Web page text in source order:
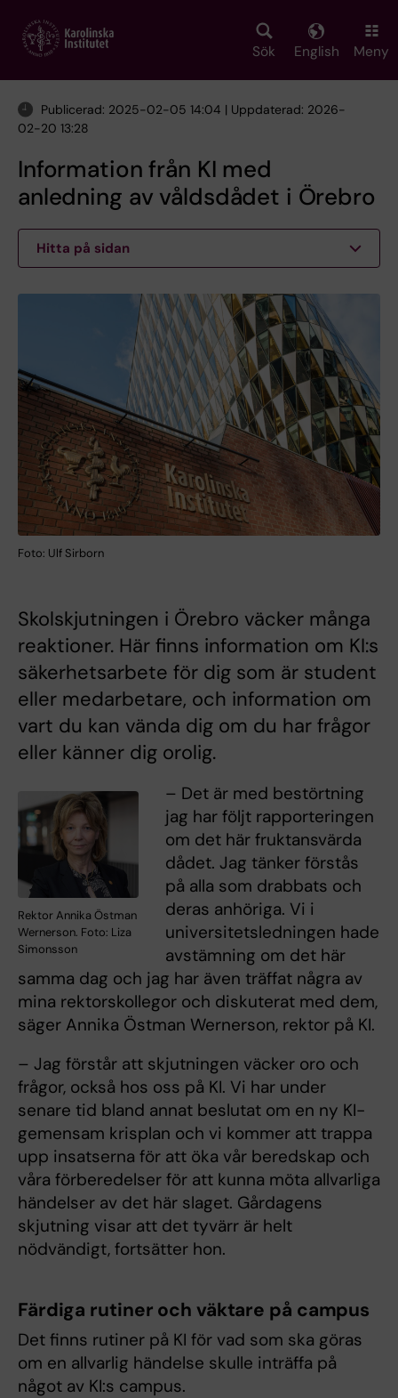
main
Sök English Meny
Publicerad: 2025-02-05 14:04 | Uppdaterad: 2026-
02-20 13:28
Information från KI med
anledning av våldsdådet i Örebro
Hitta på sidan
Foto: Ulf Sirborn
Skolskjutningen i Örebro väcker många
reaktioner. Här finns information om KI:s
säkerhetsarbete för dig som är student
eller medarbetare, och information om
vart du kan vända dig om du har frågor
eller känner dig orolig.
Rektor Annika Östman
Wernerson. Foto: Liza
Simonsson
– Det är med bestörtning
jag har följt rapporteringen
om det här fruktansvärda
dådet. Jag tänker förstås
på alla som drabbats och
deras anhöriga. Vi i
universitetsledningen hade
avstämning om det här
samma dag och jag har även träffat några av
mina rektorskollegor och diskuterat med dem,
säger Annika Östman Wernerson, rektor på KI.
– Jag förstår att skjutningen väcker oro och
frågor, också hos oss på KI. Vi har under
senare tid bland annat beslutat om en ny KI-
gemensam krisplan och vi kommer att trappa
upp insatserna för att öka vår beredskap och
våra förberedelser för att kunna möta allvarliga
händelser av det här slaget. Gårdagens
skjutning visar att det tyvärr är helt
nödvändigt, fortsätter hon.
Färdiga rutiner och väktare på campus
Det finns rutiner på KI för vad som ska göras
om en allvarlig händelse skulle inträffa på
något av KI:s campus.